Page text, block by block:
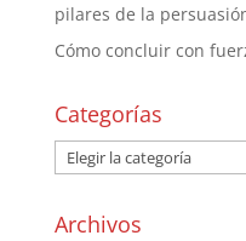
pilares de la
Cómo concluir con
Categorías
Archivos